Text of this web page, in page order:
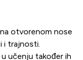
otvorenom nose
i trajnosti.
učenju također ih